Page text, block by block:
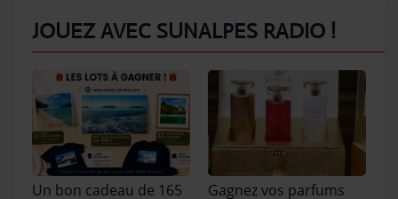
JOUEZ AVEC SUNALPES RADIO !
Un bon cadeau de 165
Gagnez vos parfums